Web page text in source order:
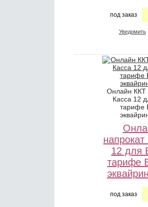
под заказ
Уведомить
Онлайн ККТ
Касса 12
тарифе
12 для
тарифе
под заказ